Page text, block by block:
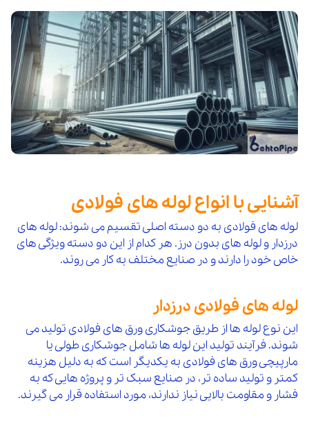
آشنایی با انواع لوله های فولادی
لوله های فولادی به دو دسته اصلی تقسیم می شوند: لوله های
درزدار و لوله های بدون درز. هر کدام از این دو دسته ویژگی های
خاص خود را دارند و در صنایع مختلف به کار می روند.
لوله های فولادی درزدار
این نوع لوله ها از طریق جوشکاری ورق های فولادی تولید می
شوند. فرآیند تولید این لوله ها شامل جوشکاری طولی یا
مارپیچی ورق های فولادی به یکدیگر است که به دلیل هزینه
کمتر و تولید ساده تر، در صنایع سبک تر و پروژه هایی که به
فشار و مقاومت بالایی نیاز ندارند، مورد استفاده قرار می گیرند.